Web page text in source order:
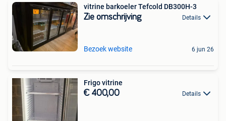
vitrine barkoeler Tefcold DB300H-3
Zie omschrijving Details
Bezoek website 6 jun 26
Frigo vitrine
€ 400,00 Details